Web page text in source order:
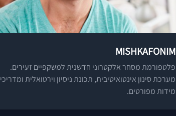
MISHKAFONIM
פלטפורמת מסחר אלקטרוני חדשנית למשקפיים זעירים.
מערכת סינון אינטואיטיבית, תכונת ניסיון וירטואלית ומדריכי
מידות מפורטים.